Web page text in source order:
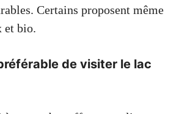
Certains proposent même
et bio.
de visiter le lac